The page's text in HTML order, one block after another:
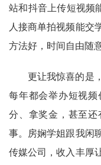
站和抖音上传短视频
人接商单拍视频能交
方法好，时间自由随
更让我惊喜的是
每年都会举办短视
分、拿奖金，甚至
事。房娴学姐跟我闲
传媒公司，收入丰厚